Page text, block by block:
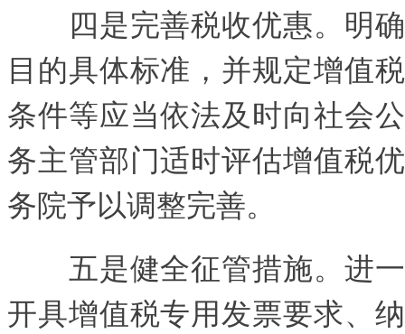
四是完善税收优惠。明确
目的具体标准，并规定增值
条件等应当依法及时向社会
务主管部门适时评估增值税
务院予以调整完善。
五是健全征管措施。进一
开具增值税专用发票要求、